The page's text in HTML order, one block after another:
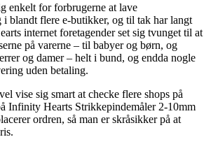
enkelt for forbrugerne at lave
i blandt flere e-butikker, og til tak har langt
internet foretagender set sig tvunget til at
på varerne – til babyer og børn, og
og damer – helt i bund, og endda nogle
uden betaling.
vise sig smart at checke flere shops på
Infinity Hearts Strikkepindemåler 2-10mm
ordren, så man er skråsikker på at